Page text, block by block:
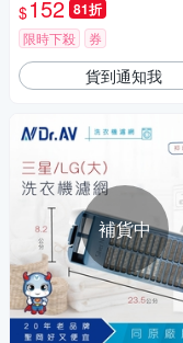
$152 81折
限時下殺 券
貨到通知我
補貨中